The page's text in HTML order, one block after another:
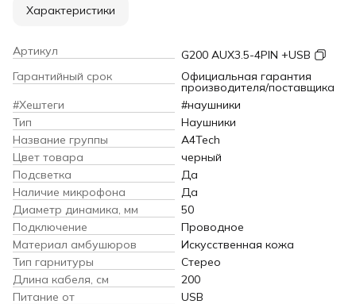
Характеристики
Артикул
G200 AUX3.5-4PIN +USB
Гарантийный срок
Официальная гарантия
производителя/поставщика
#Хештеги
#наушники
Тип
Наушники
Название группы
A4Tech
Цвет товара
черный
Подсветка
Да
Наличие микрофона
Да
Диаметр динамика, мм
50
Подключение
Проводное
Материал амбушюров
Искусственная кожа
Тип гарнитуры
Стерео
Длина кабеля, см
200
Питание от
USB